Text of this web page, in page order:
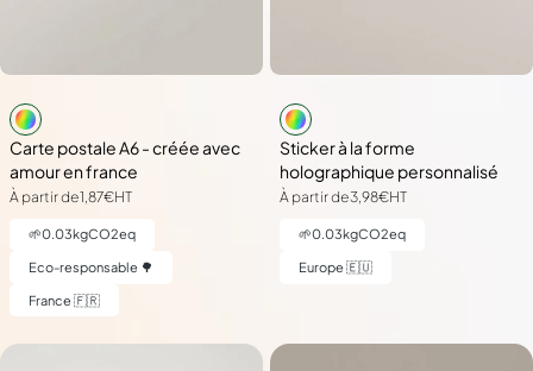
Carte postale A6 - créée avec
amour en france
À partir de1,87€HT
🌱0.03kgCO2eq
Eco-responsable 🌳
France 🇫🇷
Sticker à la forme
holographique personnalisé
À partir de3,98€HT
🌱0.03kgCO2eq
Europe 🇪🇺